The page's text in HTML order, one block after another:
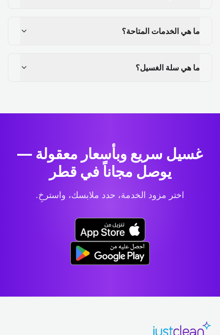
ما هي الخدمات المتاحة؟
ما هي سلة الغسيل؟
غسيل سريع وبأسعار معقولة —
يوصل مجاناً في قطر
اختر مزود الخدمة، حدد ملابسك، واسترخِ.